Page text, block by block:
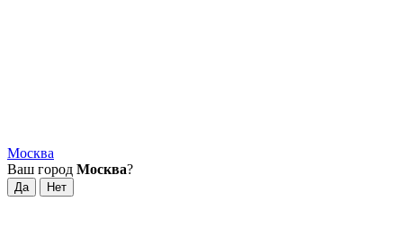
Москва
Ваш город Москва?